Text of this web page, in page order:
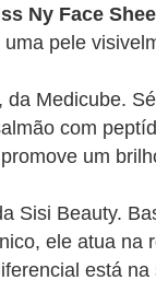
Ny Face
pele
, da Medicube.
com
um
Sisi Beauty.
ele atua
está